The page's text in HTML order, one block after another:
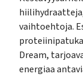
vaihtoehtoja.
Dream,
energiaa